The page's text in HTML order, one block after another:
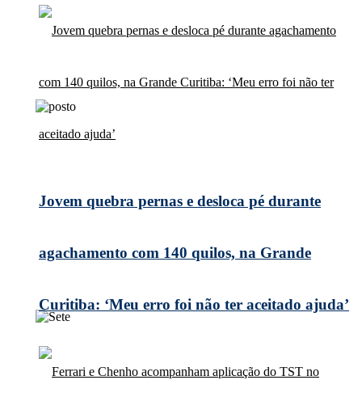
Jovem quebra pernas e desloca pé durante
agachamento com 140 quilos, na Grande
Curitiba: ‘Meu erro foi não ter aceitado ajuda’